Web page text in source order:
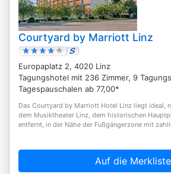
Courtyard by Marriott Linz
Europaplatz 2, 4020 Linz
Tagungshotel mit 236 Zimmer, 9
Tagespauschalen ab 77,00*
Das Courtyard by Marriott Hotel Linz liegt ideal,
dem Musiktheater Linz, dem historischen
entfernt, in der Nähe der Fußgängerzone mit
Auf die Merkliste